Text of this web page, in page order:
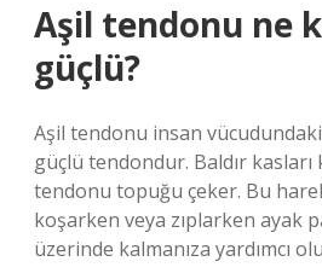
Aşil tendonu ne
güçlü?
Aşil tendonu insan
güçlü tendondur. Baldır kasları
tendonu topuğu çeker. Bu
koşarken veya zıplarken ayak
üzerinde kalmanıza yardımcı